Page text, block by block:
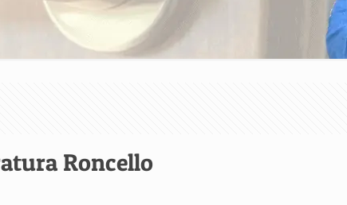
Roncello